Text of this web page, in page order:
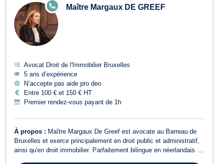
Maître Margaux DE GREEF
E
N
G
N
E
Avocat Droit de l'Immobilier Bruxelles
5 ans d’expérience
N’accepte pas aide pro deo
Entre 100 € et 150 € HT
Premier rendez-vous payant de 1h
À propos : Maître Margaux De Greef est avocate au Barreau de
Bruxelles et exerce principalement en droit public et administratif,
ainsi qu'en droit immobilier. Parfaitement bilingue en néerlandais et